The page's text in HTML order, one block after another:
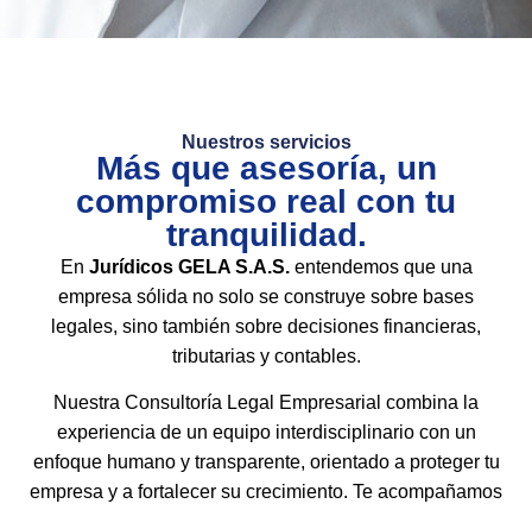
Nuestros servicios
Más que asesoría, un
compromiso real con tu
tranquilidad.
En Jurídicos GELA S.A.S.entendemos que una
empresa sólida no solo se construye sobre bases
legales, sino también sobre decisiones financieras,
tributarias y contables.
Nuestra Consultoría Legal Empresarial combina la
experiencia de un equipo interdisciplinario con un
enfoque humano y transparente, orientado a proteger tu
empresa y a fortalecer su crecimiento. Te acompañamos